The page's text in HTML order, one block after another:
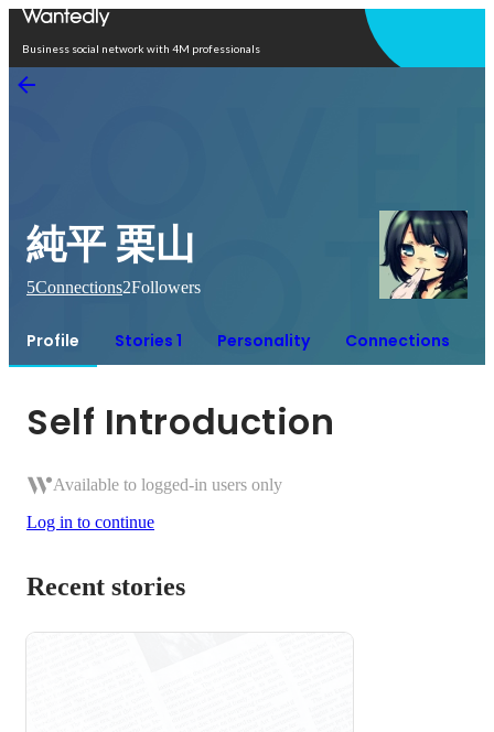
Business social network with 4M professionals
純平 栗山
5Connections2Followers
Profile Stories 1 Personality Connections
Self Introduction
Available to logged-in users only
Log in to continue
Recent stories